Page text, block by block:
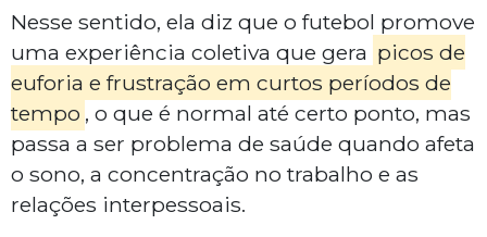
Nesse sentido, ela diz que o futebol promove
uma experiência coletiva que gera picos de
euforia e frustração em curtos períodos de
tempo , o que é normal até certo ponto, mas
passa a ser problema de saúde quando afeta
o sono, a concentração no trabalho e as
relações interpessoais.